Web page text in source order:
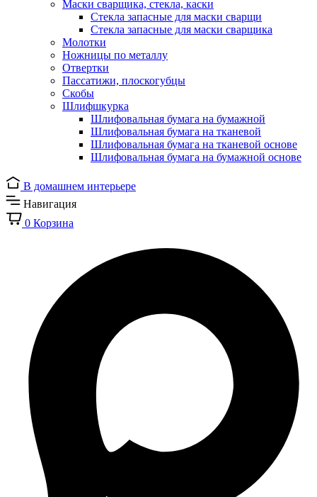
Маски сварщика, стекла, каски
Стекла запасные для маски сварщи
Стекла запасные для маски сварщика
Молотки
Ножницы по металлу
Отвертки
Пассатижи, плоскогубцы
Скобы
Шлифшкурка
Шлифовальная бумага на бумажной
Шлифовальная бумага на тканевой
Шлифовальная бумага на тканевой основе
Шлифовальная бумага на бумажной основе
В домашнем интерьере
Навигация
0 Корзина